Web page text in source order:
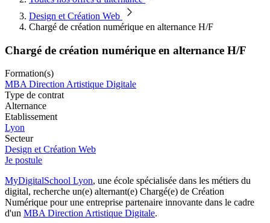
Design et Création Web
Chargé de création numérique en alternance H/F
Chargé de création numérique en alternance H/F
Formation(s)
MBA Direction Artistique Digitale
Type de contrat
Alternance
Etablissement
Lyon
Secteur
Design et Création Web
Je postule
MyDigitalSchool Lyon, une école spécialisée dans les métiers du
digital, recherche un(e) alternant(e) Chargé(e) de Création
Numérique pour une entreprise partenaire innovante dans le cadre
d'un MBA Direction Artistique Digitale.